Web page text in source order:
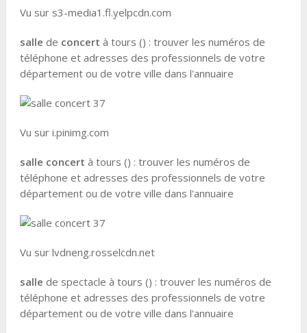
Vu sur s3-media1.fl.yelpcdn.com
salle de concert à tours () : trouver les numéros de
téléphone et adresses des professionnels de votre
département ou de votre ville dans l'annuaire
Vu sur i.pinimg.com
salle concert à tours () : trouver les numéros de
téléphone et adresses des professionnels de votre
département ou de votre ville dans l'annuaire
Vu sur lvdneng.rosselcdn.net
salle de spectacle à tours () : trouver les numéros de
téléphone et adresses des professionnels de votre
département ou de votre ville dans l'annuaire